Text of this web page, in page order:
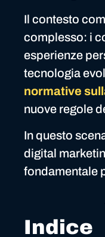
Il contesto
complesso: i
esperienze
tecnologia
normative
nuove regole
In questo
digital
fondamentale
Indice